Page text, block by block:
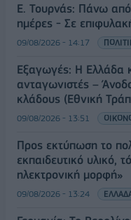
Ε. Τουρνάς: Πάνω
ημέρες - Σε
09/08/2026 - 14:17
Εξαγωγές: Η Ελλάδα
ανταγωνιστές –
κλάδους (Εθνική
09/08/2026 - 13:51
Προς εκτύπωση το
εκπαιδευτικό υλικό,
ηλεκτρονική μορφή»
09/08/2026 - 13:24